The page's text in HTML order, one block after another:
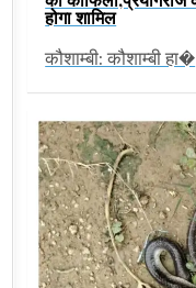
होगा शामिल
कौशाम्बी: कौशाम्बी हा�